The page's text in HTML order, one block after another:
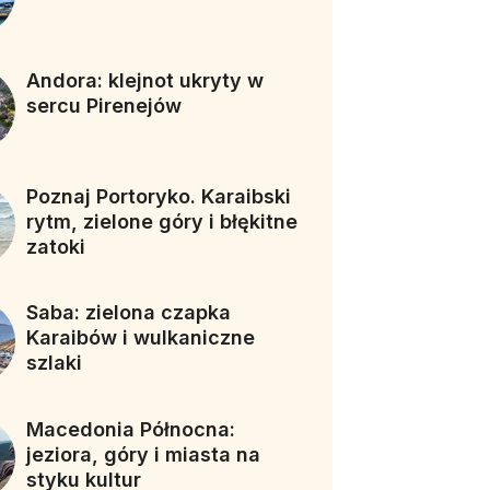
Andora: klejnot ukryty w
sercu Pirenejów
Poznaj Portoryko. Karaibski
rytm, zielone góry i błękitne
zatoki
Saba: zielona czapka
Karaibów i wulkaniczne
szlaki
Macedonia Północna:
jeziora, góry i miasta na
styku kultur